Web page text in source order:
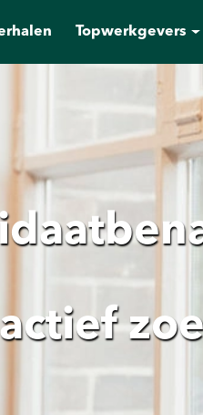
Topwerkgevers